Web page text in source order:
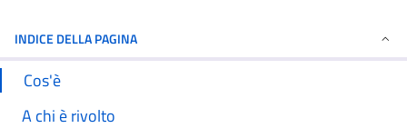
INDICE DELLA PAGINA
Cos'è
A chi è rivolto